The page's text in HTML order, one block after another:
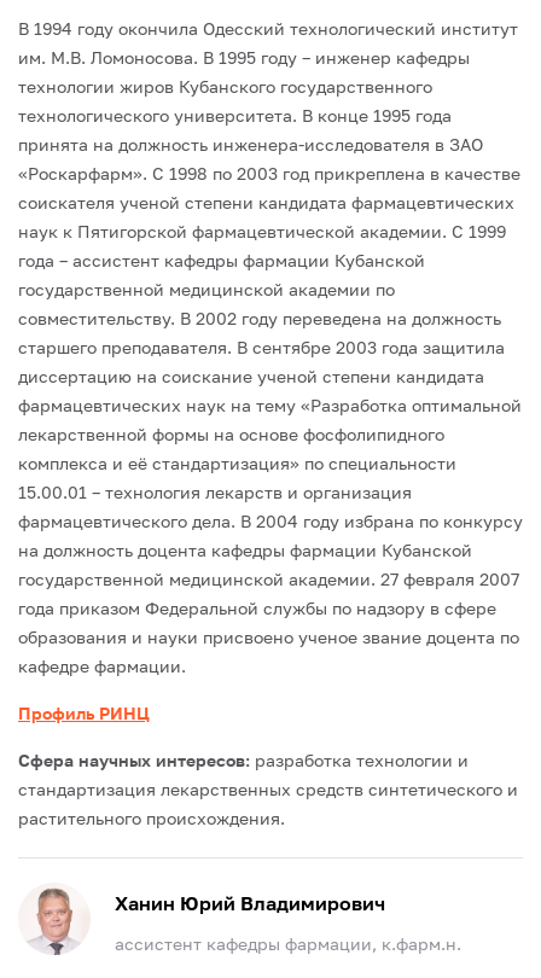
В 1994 году окончила Одесский технологический институт
им. М.В. Ломоносова. В 1995 году – инженер кафедры
технологии жиров Кубанского государственного
технологического университета. В конце 1995 года
принята на должность инженера-исследователя в ЗАО
«Роскарфарм». С 1998 по 2003 год прикреплена в качестве
соискателя ученой степени кандидата фармацевтических
наук к Пятигорской фармацевтической академии. С 1999
года – ассистент кафедры фармации Кубанской
государственной медицинской академии по
совместительству. В 2002 году переведена на должность
старшего преподавателя. В сентябре 2003 года защитила
диссертацию на соискание ученой степени кандидата
фармацевтических наук на тему «Разработка оптимальной
лекарственной формы на основе фосфолипидного
комплекса и её стандартизация» по специальности
15.00.01 – технология лекарств и организация
фармацевтического дела. В 2004 году избрана по конкурсу
на должность доцента кафедры фармации Кубанской
государственной медицинской академии. 27 февраля 2007
года приказом Федеральной службы по надзору в сфере
образования и науки присвоено ученое звание доцента по
кафедре фармации.
Профиль РИНЦ
Сфера научных интересов: разработка технологии и
стандартизация лекарственных средств синтетического и
растительного происхождения.
Ханин Юрий Владимирович
ассистент кафедры фармации, к.фарм.н.